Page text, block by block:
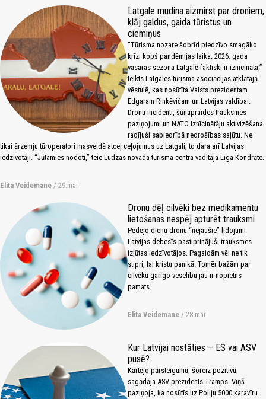
Latgale mudina aizmirst par droniem,
klāj galdus, gaida tūristus un
ciemiņus
“Tūrisma nozare šobrīd piedzīvo smagāko
krīzi kopš pandēmijas laika. 2026. gada
vasaras sezona Latgalē faktiski ir iznīcināta,”
teikts Latgales tūrisma asociācijas atklātajā
vēstulē, kas nosūtīta Valsts prezidentam
Edgaram Rinkēvičam un Latvijas valdībai.
Dronu incidenti, šūnapraides trauksmes
paziņojumi un NATO iznīcinātāju aktivizēšana
radījuši sabiedrībā nedrošības sajūtu. Ne
tikai ārzemju tūroperatori masveidā atceļ ceļojumus uz Latgali, to dara arī Latvijas
iedzīvotāji. “Jūtamies nodoti,” teic Ludzas novada tūrisma centra vadītāja Līga Kondrāte.
Elita Veidemane / 29.mai
Dronu dēļ cilvēki bez medikamentu
lietošanas nespēj apturēt trauksmi
Pēdējo dienu dronu “nejaušie” lidojumi
Latvijas debesīs pastiprinājuši trauksmes
izjūtas iedzīvotājos. Pagaidām vēl ne tik
stipri, lai kristu panikā. Tomēr bažām par
cilvēku garīgo veselību jau ir nopietns
pamats.
Elita Veidemane / 28.mai
Kur Latvijai nostāties – ES vai ASV
pusē?
Kārtējo pārsteigumu, šoreiz pozitīvu,
sagādāja ASV prezidents Tramps. Viņš
paziņoja, ka nosūtīs uz Poliju 5000 karavīru